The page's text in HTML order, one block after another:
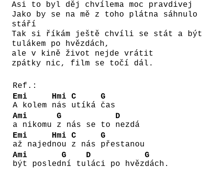
Asi to byl děj chvílema moc pravdivej
Jako by se na mě z toho plátna sáhnulo
stáří
Tak si říkám ještě chvíli se stát a být
tulákem po hvězdách,
ale v kině život nejde vrátit
zpátky nic, film se točí dál.
Ref.:
Emi
A kolem
Hmi
nás
C
utíká
G
čas
Ami
a nikomu
G
z nás se to
D
nezdá
Emi
až najed
Hmi
nou
C
z nás
G
přestanou
Ami
být posled
G
ní tu
D
láci po hvěz
G
dách.